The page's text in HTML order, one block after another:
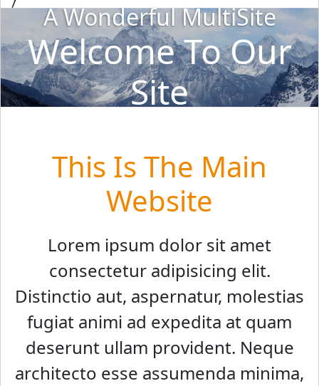
A Wonderful MultiSite
Welcome To Our
Site
This Is The Main
Website
Lorem ipsum dolor sit amet
consectetur adipisicing elit.
Distinctio aut, aspernatur, molestias
fugiat animi ad expedita at quam
deserunt ullam provident. Neque
architecto esse assumenda minima,